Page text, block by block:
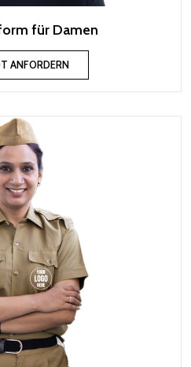
für Damen
ANFORDERN